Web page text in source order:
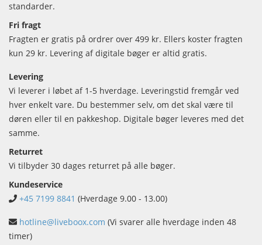
standarder.
Fri fragt
Fragten er gratis på ordrer over 499 kr. Ellers koster fragten
kun 29 kr. Levering af digitale bøger er altid gratis.
Levering
Vi leverer i løbet af 1-5 hverdage. Leveringstid fremgår ved
hver enkelt vare. Du bestemmer selv, om det skal være til
døren eller til en pakkeshop. Digitale bøger leveres med det
samme.
Returret
Vi tilbyder 30 dages returret på alle bøger.
Kundeservice
+45 7199 8841 (Hverdage 9.00 - 13.00)
hotline@liveboox.com (Vi svarer alle hverdage inden 48
timer)